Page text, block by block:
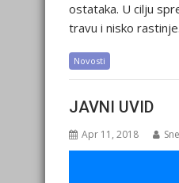
ostataka. U cilju
travu i nisko
Novosti
JAVNI UVID
Apr 11, 2018